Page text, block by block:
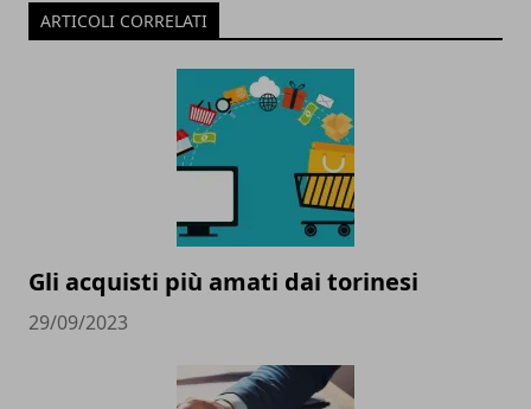
ARTICOLI CORRELATI
Gli acquisti più amati dai torinesi
29/09/2023